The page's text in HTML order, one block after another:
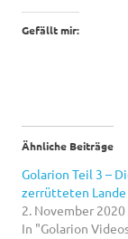
Gefällt mir:
Ähnliche Beiträge
Golarion Teil 3 –
zerrütteten Lande
2. November 2020
In "Golarion